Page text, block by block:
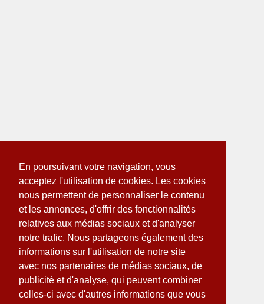
En poursuivant votre navigation, vous
acceptez l'utilisation de cookies. Les cookies
nous permettent de personnaliser le contenu
et les annonces, d'offrir des fonctionnalités
relatives aux médias sociaux et d'analyser
notre trafic. Nous partageons également des
informations sur l'utilisation de notre site
avec nos partenaires de médias sociaux, de
publicité et d'analyse, qui peuvent combiner
celles-ci avec d'autres informations que vous